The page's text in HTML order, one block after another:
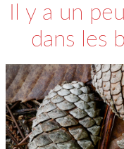
Il y a un
dans les